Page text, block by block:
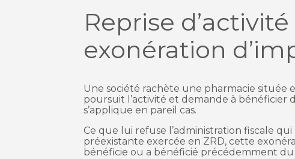
Reprise
exonération
Une société rachète une pharmacie située
poursuit l’activité et demande à bénéficier
s’applique en pareil cas.
Ce que lui refuse l’administration fiscale
préexistante exercée en ZRD, cette
bénéficie ou a bénéficié précédemment du